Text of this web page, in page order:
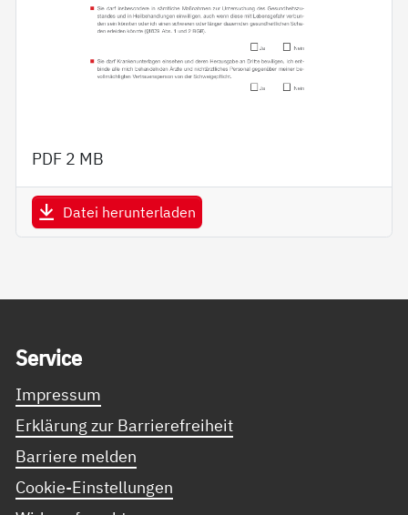
PDF 2 MB
Datei herunterladen
Ser­vice
Impressum
Erklärung zur Barrierefreiheit
Barriere melden
Cookie-Einstellungen